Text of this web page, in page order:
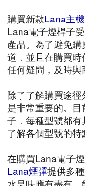
購買新款Lana主機
Lana電子煙桿子
產品。為了避免
道，並且在購買
任何疑問，及時
除了了解購買途
是非常重要的。
子，每種型號都
了解各個型號的
在購買Lana電子
Lana煙彈提供多
水果味應有盡有